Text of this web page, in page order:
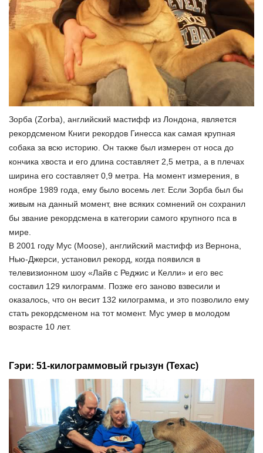
Зорба (Zorba), английский мастифф из Лондона, является
рекордсменом Книги рекордов Гинесса как самая крупная
собака за всю историю. Он также был измерен от носа до
кончика хвоста и его длина составляет 2,5 метра, а в плечах
ширина его составляет 0,9 метра. На момент измерения, в
ноябре 1989 года, ему было восемь лет. Если Зорба был бы
живым на данный момент, вне всяких сомнений он сохранил
бы звание рекордсмена в категории самого крупного пса в
мире.
В 2001 году Мус (Moose), английский мастифф из Вернона,
Нью-Джерси, установил рекорд, когда появился в
телевизионном шоу «Лайв с Реджис и Келли» и его вес
составил 129 килограмм. Позже его заново взвесили и
оказалось, что он весит 132 килограмма, и это позволило ему
стать рекордсменом на тот момент. Мус умер в молодом
возрасте 10 лет.
Гэри: 51-килограммовый грызун (Техас)